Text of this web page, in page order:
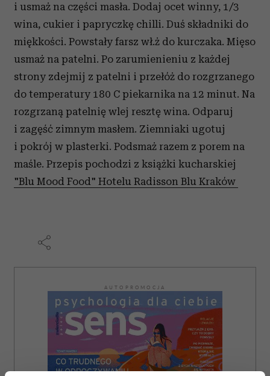
i usmaż na części masła. Dodaj ocet winny, 1/3
wina, cukier i papryczkę chilli. Duś składniki do
miękkości. Powstały farsz wł.ż do kurczaka. Mięso
usmaż na patelni. Po zarumienieniu z każdej
strony zdejmij z patelni i przełóż do rozgrzanego
do temperatury 180 C piekarnika na 12 minut. Na
rozgrzaną patelnię wlej resztę wina. Odparuj
i zagęść zimnym masłem. Ziemniaki ugotuj
i pokrój w plasterki. Podsmaż razem z porem na
maśle. Przepis pochodzi z książki kucharskiej
"Blu Mood Food" Hotelu Radisson Blu Kraków
AUTOPROMOCJA